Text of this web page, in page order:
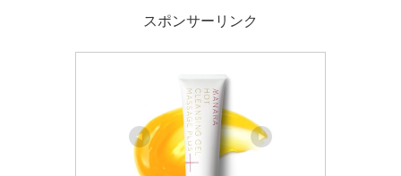
スポンサーリンク